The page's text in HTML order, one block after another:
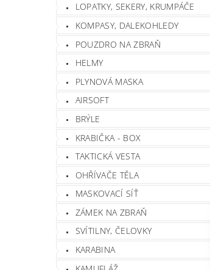
LOPATKY, SEKERY, KRUMPÁČE
KOMPASY, DALEKOHLEDY
POUZDRO NA ZBRAŇ
HELMY
PLYNOVÁ MASKA
AIRSOFT
BRÝLE
KRABIČKA - BOX
TAKTICKÁ VESTA
OHŘÍVAČE TĚLA
MASKOVACÍ SÍŤ
ZÁMEK NA ZBRAŇ
SVÍTILNY, ČELOVKY
KARABINA